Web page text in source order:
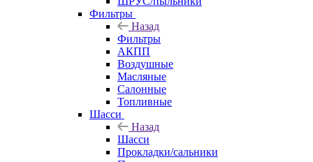
Фильтры
Назад
Фильтры
АКПП
Воздушные
Масляные
Салонные
Топливные
Шасси
Назад
Шасси
Прокладки/сальники